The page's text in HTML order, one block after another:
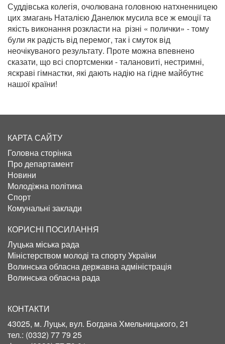
Суддівська колегія, очолювана головною натхненницею
цих змагань Наталією Данелюк мусила все ж емоції та
якість виконання розкласти на різні « полички» - тому
були як радість від перемог, так і смуток від
неочікуваного результату. Проте можна впевнено
сказати, що всі спортсменки -талановиті, нестримні,
яскраві гімнастки, які дають надію на гідне майбутнє
нашої країни!
КАРТА САЙТУ
Головна сторінка
Про департамент
Новини
Молодіжна політика
Спорт
Комунальні заклади
КОРИСНІ ПОСИЛАННЯ
Луцька міська рада
Міністерством молоді та спорту України
Волинська обласна державна адміністрація
Волинська обласна рада
КОНТАКТИ
43025, м. Луцьк, вул. Богдана Хмельницького, 21
тел.: (0332) 77 79 25